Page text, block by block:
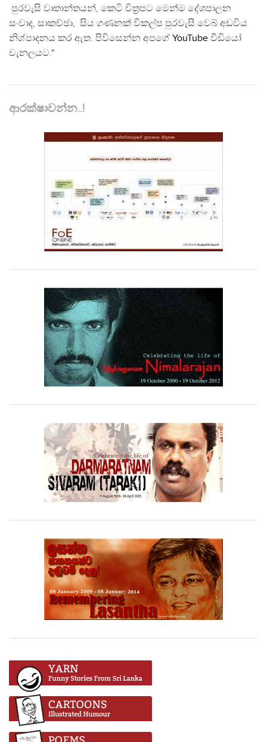
පුරවැසි වෘතාන්තයන්, කෙටි චිත්‍රපට මෙන්ම දේශපාලන
සංවාද, සාකච්ඡා, සිය ගණනක් විකල්ප පුරවැසි වෙබ් අඩවිය
නිශ්පාදනය කර ඇත. පිවිසෙන්න අපගේ YouTube වීඩියෝ
චැනලයට."
ආරක්ෂාවන්න..!